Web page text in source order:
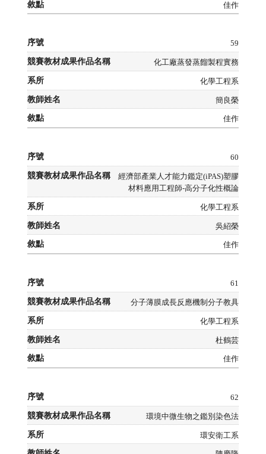
佳作
59
化工廠蒸發蒸餾製程實務
化學工程系
簡良榮
佳作
60
經濟部產業人才能力鑑定(iPAS)塑膠
材料應用工程師-高分子化性概論
化學工程系
吳紹榮
佳作
61
分子薄膜成長反應機制分子教具
化學工程系
杜鶴芸
佳作
62
環境中微生物之鑑別染色法
環安衛工系